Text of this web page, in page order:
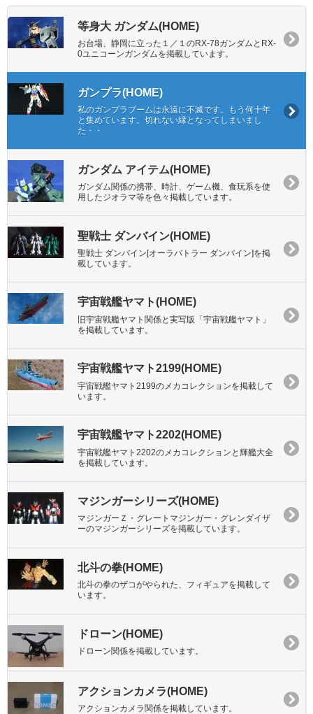
等身大 ガンダム(HOME)
お台場、静岡に立った１／１のRX-78ガンダムとRX-
0ユニコーンガンダムを掲載しています。
ガンプラ(HOME)
私のガンプラブームは永遠に不滅です。もう何十年
と集めています。切れない縁となってしまいまし
た・・
ガンダム アイテム(HOME)
ガンダム関係の携帯、時計、ゲーム機、食玩系を使
用したジオラマ等を色々掲載しています。
聖戦士 ダンバイン(HOME)
聖戦士 ダンバイン[オーラバトラー ダンバイン]を掲
載しています。
宇宙戦艦ヤマト(HOME)
旧宇宙戦艦ヤマト関係と実写版「宇宙戦艦ヤマト」
を掲載しています。
宇宙戦艦ヤマト2199(HOME)
宇宙戦艦ヤマト2199のメカコレクションを掲載して
います。
宇宙戦艦ヤマト2202(HOME)
宇宙戦艦ヤマト2202のメカコレクションと輝艦大全
を掲載しています。
マジンガーシリーズ(HOME)
マジンガーＺ・グレートマジンガー・グレンダイザ
ーのマジンガーシリーズを掲載しています。
北斗の拳(HOME)
北斗の拳のザコがやられた、フィギュアを掲載して
います。
ドローン(HOME)
ドローン関係を掲載しています。
アクションカメラ(HOME)
アクションカメラ関係を掲載しています。